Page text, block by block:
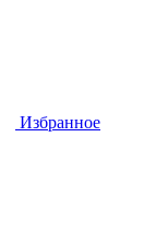
Избранное